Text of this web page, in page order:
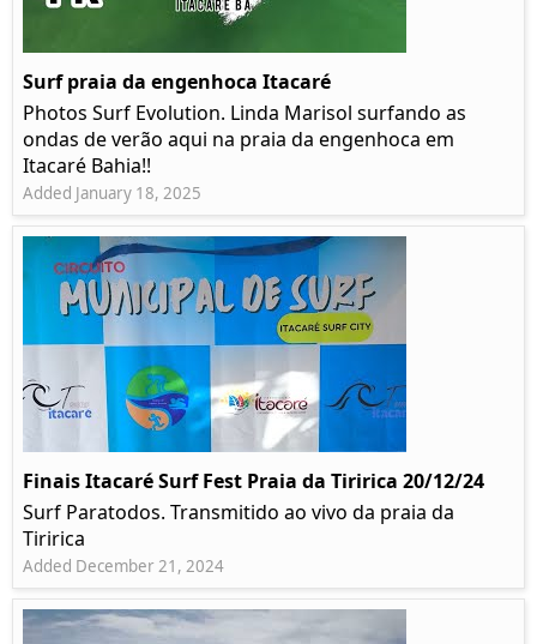
Surf praia da engenhoca Itacaré
Photos Surf Evolution. Linda Marisol surfando as
ondas de verão aqui na praia da engenhoca em
Itacaré Bahia!!
Added January 18, 2025
Finais Itacaré Surf Fest Praia da Tiririca 20/12/24
Surf Paratodos. Transmitido ao vivo da praia da
Tiririca
Added December 21, 2024